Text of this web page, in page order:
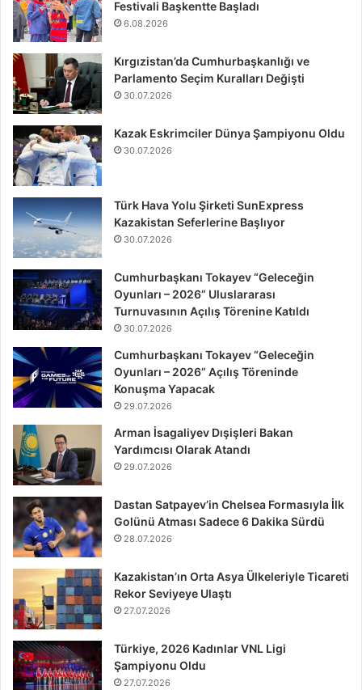
Festivali Başkentte Başladı
6.08.2026
Kırgızistan’da Cumhurbaşkanlığı ve
Parlamento Seçim Kuralları Değişti
30.07.2026
Kazak Eskrimciler Dünya Şampiyonu Oldu
30.07.2026
Türk Hava Yolu Şirketi SunExpress
Kazakistan Seferlerine Başlıyor
30.07.2026
Cumhurbaşkanı Tokayev “Geleceğin
Oyunları – 2026” Uluslararası
Turnuvasının Açılış Törenine Katıldı
30.07.2026
Cumhurbaşkanı Tokayev “Geleceğin
Oyunları – 2026” Açılış Töreninde
Konuşma Yapacak
29.07.2026
Arman İsagaliyev Dışişleri Bakan
Yardımcısı Olarak Atandı
29.07.2026
Dastan Satpayev’in Chelsea Formasıyla İlk
Golünü Atması Sadece 6 Dakika Sürdü
28.07.2026
Kazakistan’ın Orta Asya Ülkeleriyle Ticareti
Rekor Seviyeye Ulaştı
27.07.2026
Türkiye, 2026 Kadınlar VNL Ligi
Şampiyonu Oldu
27.07.2026